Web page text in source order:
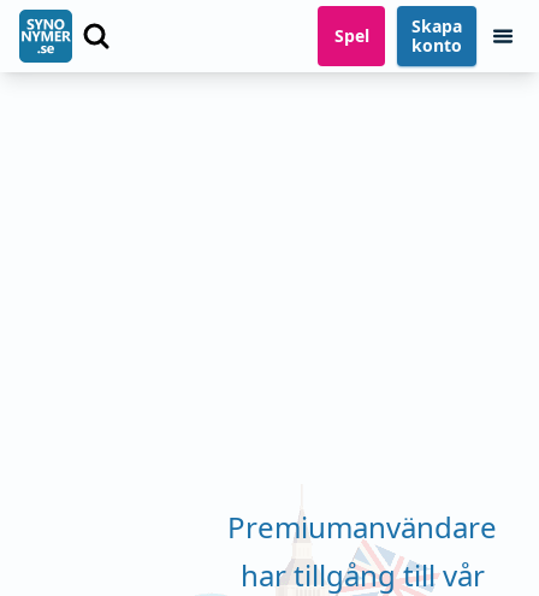
Spel
Skapa
konto
Premiumanvändare
har tillgång till vår